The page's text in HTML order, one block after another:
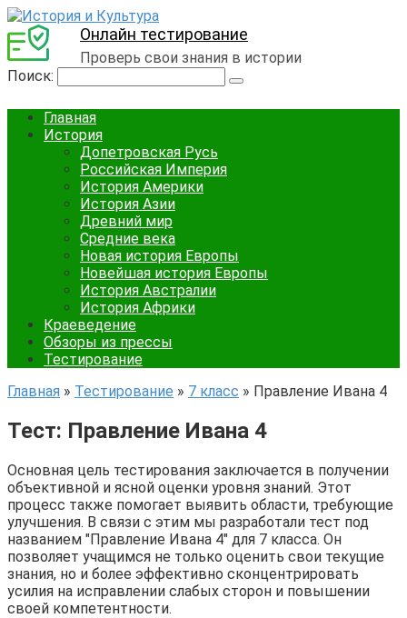
Онлайн тестирование
Проверь свои знания в истории
Поиск:
Главная
История
Допетровская Русь
Российская Империя
История Америки
История Азии
Древний мир
Средние века
Новая история Европы
Новейшая история Европы
История Австралии
История Африки
Краеведение
Обзоры из прессы
Тестирование
Главная » Тестирование » 7 класс » Правление Ивана 4
Тест: Правление Ивана 4
Основная цель тестирования заключается в получении
объективной и ясной оценки уровня знаний. Этот
процесс также помогает выявить области, требующие
улучшения. В связи с этим мы разработали тест под
названием "Правление Ивана 4" для 7 класса. Он
позволяет учащимся не только оценить свои текущие
знания, но и более эффективно сконцентрировать
усилия на исправлении слабых сторон и повышении
своей компетентности.